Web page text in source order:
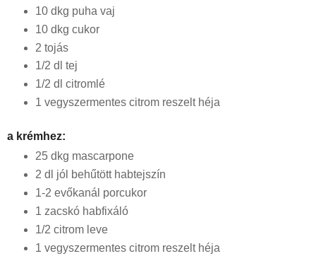
10 dkg puha vaj
10 dkg cukor
2 tojás
1/2 dl tej
1/2 dl citromlé
1 vegyszermentes citrom reszelt héja
a krémhez:
25 dkg mascarpone
2 dl jól behűtött habtejszín
1-2 evőkanál porcukor
1 zacskó habfixáló
1/2 citrom leve
1 vegyszermentes citrom reszelt héja